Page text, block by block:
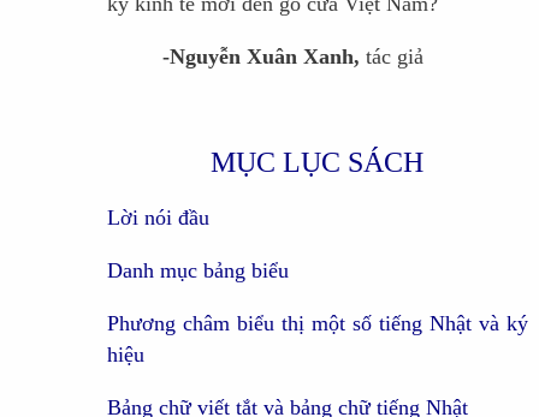
-Nguyễn Xuân Xanh,tác giả
MỤC LỤC SÁCH
Lời nói đầu
Danh mục bảng biểu
Phương châm biểu thị một số tiếng Nhật và ký
hiệu
Bảng chữ viết tắt và bảng chữ tiếng Nhật